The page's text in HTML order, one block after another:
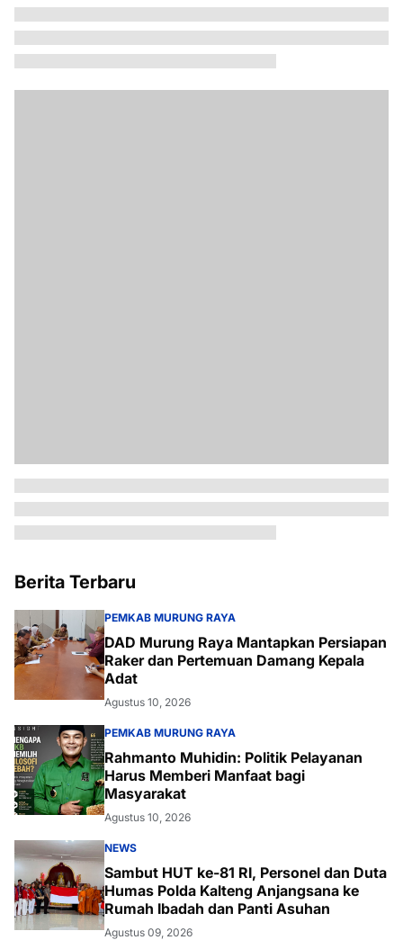
Berita Terbaru
PEMKAB MURUNG RAYA
DAD Murung Raya Mantapkan Persiapan
Raker dan Pertemuan Damang Kepala
Adat
Agustus 10, 2026
PEMKAB MURUNG RAYA
Rahmanto Muhidin: Politik Pelayanan
Harus Memberi Manfaat bagi
Masyarakat
Agustus 10, 2026
NEWS
Sambut HUT ke-81 RI, Personel dan Duta
Humas Polda Kalteng Anjangsana ke
Rumah Ibadah dan Panti Asuhan
Agustus 09, 2026